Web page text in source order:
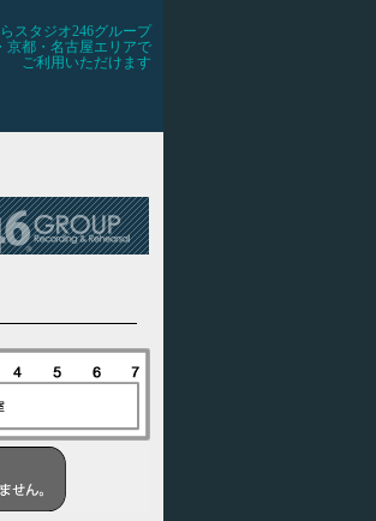
スタジオ246グループ
京都・名古屋エリアで
ご利用いただけます